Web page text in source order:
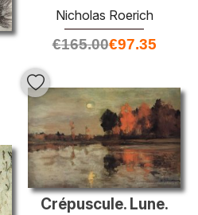
Nicholas Roerich
€165.00€97.35
Crépuscule. Lune.